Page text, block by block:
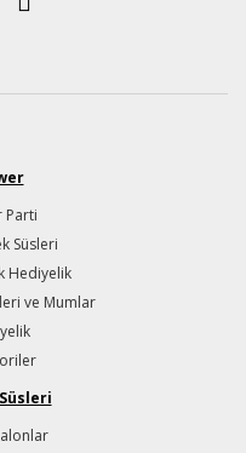
Parti
Süsleri
Hediyelik
ve Mumlar